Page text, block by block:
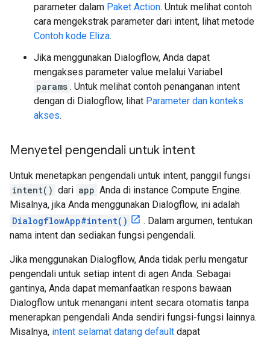
parameter dalam Paket Action. Untuk melihat contoh
cara mengekstrak parameter dari intent, lihat metode
Contoh kode Eliza.
Jika menggunakan Dialogflow, Anda dapat
mengakses parameter value melalui Variabel
params . Untuk melihat contoh penanganan intent
dengan di Dialogflow, lihat Parameter dan konteks
akses.
Menyetel pengendali untuk intent
Untuk menetapkan pengendali untuk intent, panggil fungsi
intent() dari app Anda di instance Compute Engine.
Misalnya, jika Anda menggunakan Dialogflow, ini adalah
DialogflowApp#intent()
. Dalam argumen, tentukan
nama intent dan sediakan fungsi pengendali.
Jika menggunakan Dialogflow, Anda tidak perlu mengatur
pengendali untuk setiap intent di agen Anda. Sebagai
gantinya, Anda dapat memanfaatkan respons bawaan
Dialogflow untuk menangani intent secara otomatis tanpa
menerapkan pengendali Anda sendiri fungsi-fungsi lainnya.
Misalnya, intent selamat datang default dapat